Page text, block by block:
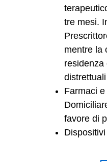
tre mesi.
mentre la
residenza
Farmaci
favore di